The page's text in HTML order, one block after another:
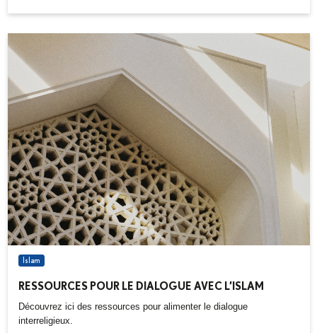
Islam
RESSOURCES POUR LE DIALOGUE AVEC L’ISLAM
Découvrez ici des ressources pour alimenter le dialogue
interreligieux.